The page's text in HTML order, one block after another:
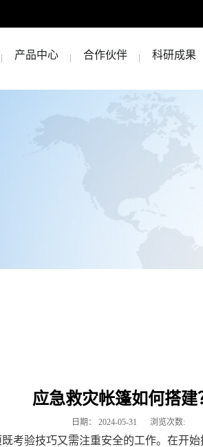
产品中心 合作伙伴 科研成果
应急救灾帐篷如何搭建
日期： 2024-05-31 浏览次数:
考验技巧又需注重安全的工作。在开